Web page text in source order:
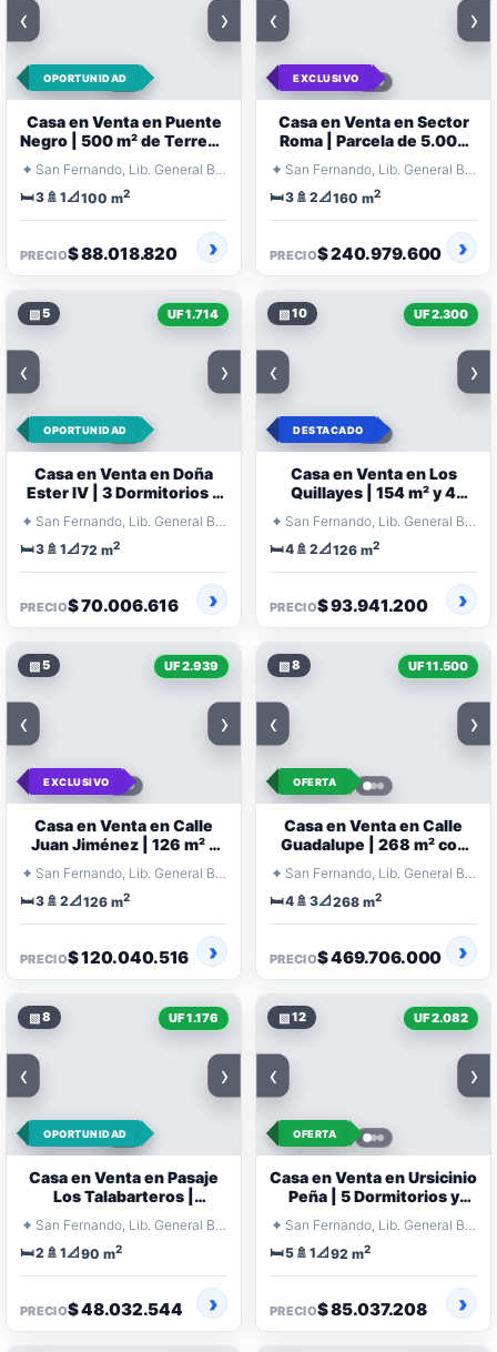
OPORTUNIDAD
‹ ›
Casa en Venta en Puente
Negro | 500 m² de Terreno
⌖ San Fernando, Lib. General Bernardo O'Higgins
🛏️3 🚿 1📐100 m2
PRECIO$ 88.018.820
EXCLUSIVO
‹ ›
Casa en Venta en Sector
Roma | Parcela de 5.000
⌖ San Fernando, Lib. General Bernardo O'Higgins
🛏️3 🚿 2📐160 m2
PRECIO$ 240.979.600
▧5 UF 1.714
OPORTUNIDAD
‹ ›
Casa en Venta en Doña
Ester IV | 3 Dormitorios y
⌖ San Fernando, Lib. General Bernardo O'Higgins
🛏️3 🚿 1📐72 m2
PRECIO$ 70.006.616
▧10 UF 2.300
DESTACADO
‹ ›
Casa en Venta en Los
Quillayes | 154 m² y 4
⌖ San Fernando, Lib. General Bernardo O'Higgins
🛏️4 🚿 2📐126 m2
PRECIO$ 93.941.200
▧5 UF 2.939
EXCLUSIVO
‹ ›
Casa en Venta en Calle
Juan Jiménez | 126 m² y
⌖ San Fernando, Lib. General Bernardo O'Higgins
🛏️3 🚿 2📐126 m2
PRECIO$ 120.040.516
▧8 UF 11.500
OFERTA
‹ ›
Casa en Venta en Calle
Guadalupe | 268 m² con
⌖ San Fernando, Lib. General Bernardo O'Higgins
🛏️4 🚿 3📐268 m2
PRECIO$ 469.706.000
▧8 UF 1.176
OPORTUNIDAD
‹ ›
Casa en Venta en Pasaje
Los Talabarteros |
⌖ San Fernando, Lib. General Bernardo O'Higgins
🛏️2 🚿 1📐90 m2
PRECIO$ 48.032.544
▧12 UF 2.082
OFERTA
‹ ›
Casa en Venta en Ursicinio
Peña | 5 Dormitorios y
⌖ San Fernando, Lib. General Bernardo O'Higgins
🛏️5 🚿 1📐92 m2
PRECIO$ 85.037.208